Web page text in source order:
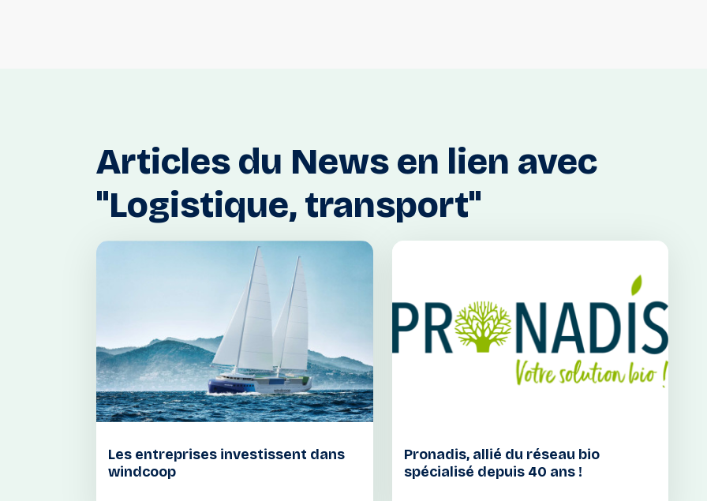
Articles du News en lien avec
"Logistique, transport"
Les entreprises investissent dans
windcoop
Pronadis, allié du réseau bio
spécialisé depuis 40 ans !